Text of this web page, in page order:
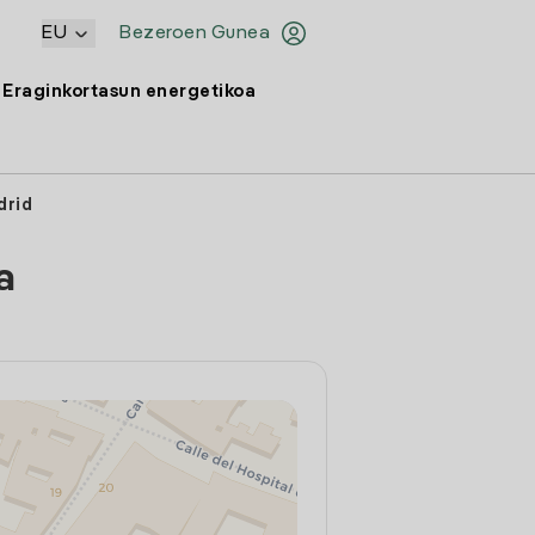
Bezeroen Gunea
EU
Eraginkortasun energetikoa